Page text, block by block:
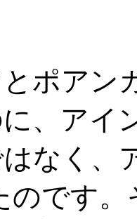
ポアン
、アイ
なく、
のです